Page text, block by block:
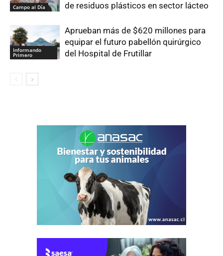
Campo al Día
de residuos plásticos en sector lácteo
Informando
Primero
Aprueban más de $620 millones para
equipar el futuro pabellón quirúrgico
del Hospital de Frutillar